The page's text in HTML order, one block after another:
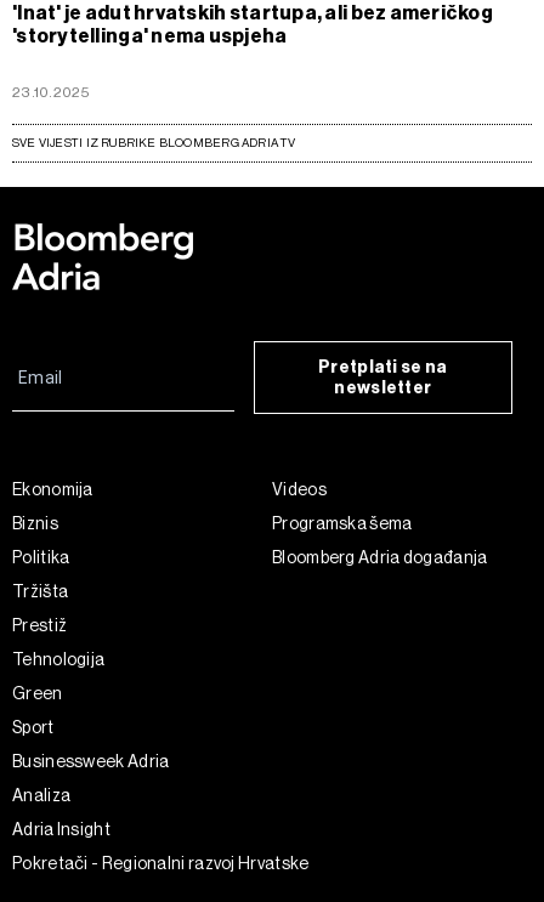
'Inat' je adut hrvatskih startupa, ali bez američkog
'storytellinga' nema uspjeha
23.10.2025
SVE VIJESTI IZ RUBRIKE BLOOMBERG ADRIA TV
Pretplati se na
newsletter
Ekonomija
Biznis
Politika
Tržišta
Prestiž
Tehnologija
Green
Sport
Businessweek Adria
Analiza
Adria Insight
Pokretači - Regionalni razvoj Hrvatske
Videos
Programska šema
Bloomberg Adria događanja